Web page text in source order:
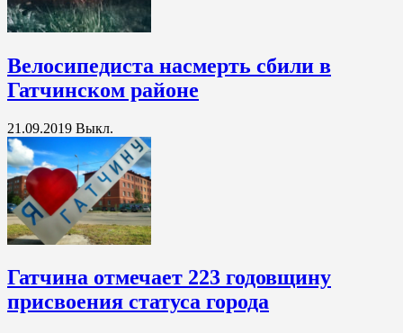
Велосипедиста насмерть сбили в
Гатчинском районе
21.09.2019 Выкл.
Гатчина отмечает 223 годовщину
присвоения статуса города